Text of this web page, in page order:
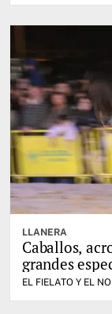
LLANERA
Caballos,
grandes
EL FIELATO Y EL